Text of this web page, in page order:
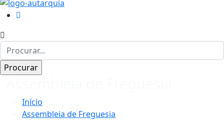
Início
Assembleia de Freguesia